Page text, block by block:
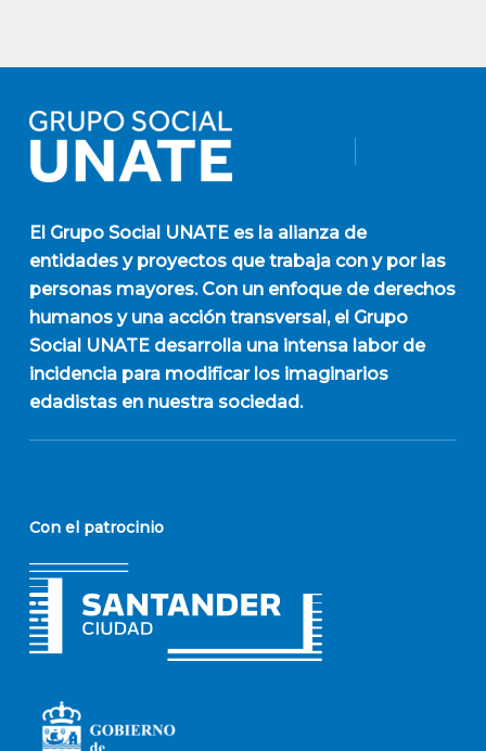
El Grupo Social UNATEes la alianza de
entidades y proyectos que trabaja con y por las
personas mayores. Con un enfoque de derechos
humanos y una acción transversal, el Grupo
Social UNATE desarrolla una intensa labor de
incidencia para modificar los imaginarios
edadistas en nuestra sociedad.
Con el patrocinio